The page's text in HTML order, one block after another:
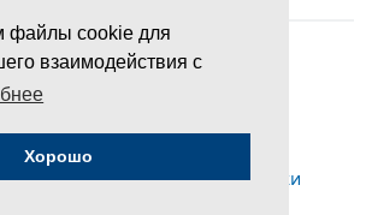
файлы cookie для
взаимодействия с
Хорошо
| Все права защищены
персональных данных
и условия обработки